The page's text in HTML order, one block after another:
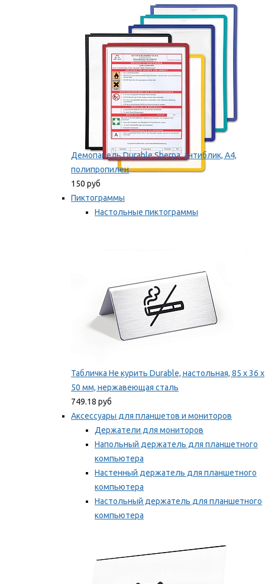
оборудование
Мы рекомендуем
Демопанель Durable Sherpa, антиблик, А4,
полипропилен
150 руб
Пиктограммы
Настольные пиктограммы
Табличка Не курить Durable, настольная, 85 x 36 x
50 мм, нержавеющая сталь
749.18 руб
Аксессуары для планшетов и мониторов
Держатели для мониторов
Напольный держатель для планшетного
компьютера
Настенный держатель для планшетного
компьютера
Настольный держатель для планшетного
компьютера